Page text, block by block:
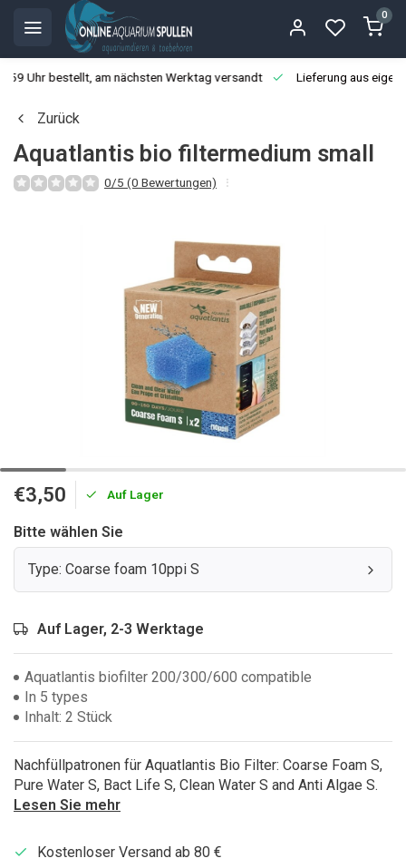
0
Uhr bestellt, am nächsten Werktag versandt Lieferung aus
Zurück
Aquatlantis bio filtermedium small
0/5 (0 Bewertungen)
€3,50 Auf Lager
Bitte wählen Sie
Type: Coarse foam 10ppi S
Auf Lager, 2-3 Werktage
Aquatlantis biofilter 200/300/600 compatible
In 5 types
Inhalt: 2 Stück
Nachfüllpatronen für Aquatlantis Bio Filter: Coarse Foam S,
Pure Water S, Bact Life S, Clean Water S and Anti Algae S.
Lesen Sie mehr
Kostenloser Versand ab 80 €